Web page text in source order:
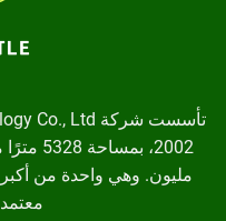
مليون. وهي واحدة من